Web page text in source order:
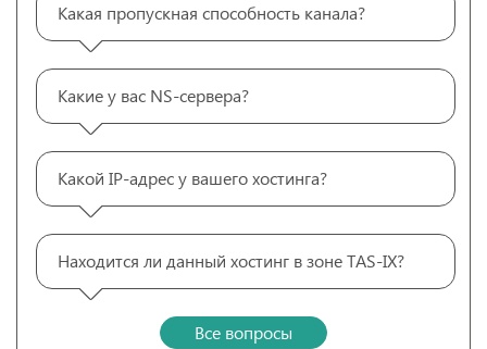
Какая пропускная способность канала?
Какие у вас NS-сервера?
Какой IP-адрес у вашего хостинга?
Находится ли данный хостинг в зоне TAS-IX?
Все вопросы